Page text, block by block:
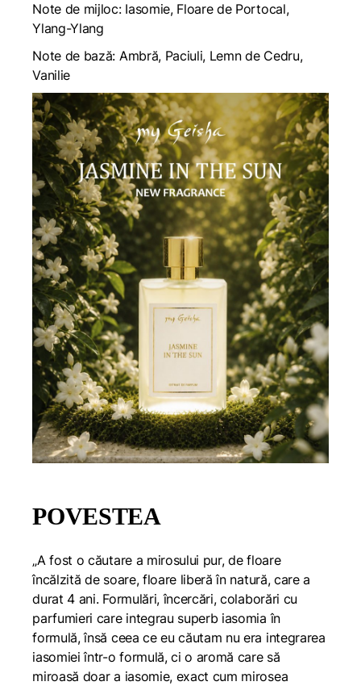
Note de mijloc: Iasomie, Floare de Portocal,
Ylang-Ylang
Note de bază: Ambră, Paciuli, Lemn de Cedru,
Vanilie
POVESTEA
„A fost o căutare a mirosului pur, de floare
încălzită de soare, floare liberă în natură, care a
durat 4 ani. Formulări, încercări, colaborări cu
parfumieri care integrau superb iasomia în
formulă, însă ceea ce eu căutam nu era integrarea
iasomiei într-o formulă, ci o aromă care să
miroasă doar a iasomie, exact cum mirosea